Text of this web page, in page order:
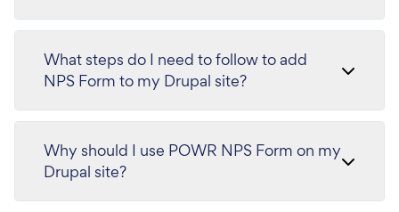
What steps do I need to follow to add
NPS Form to my Drupal site?
Why should I use POWR NPS Form on my
Drupal site?